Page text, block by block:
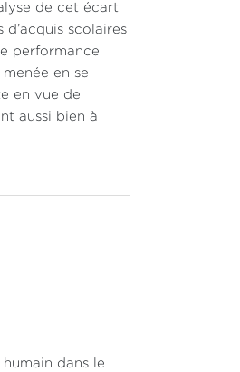
de cet écart
scolaires
performance
en se
en vue de
aussi bien à
dans le